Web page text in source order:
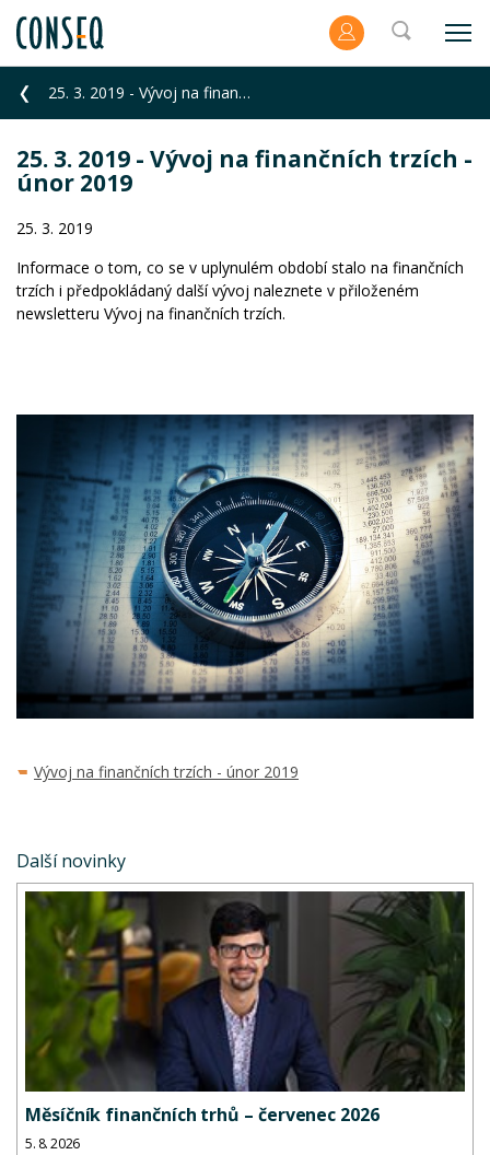
25. 3. 2019 - Vývoj na finančních trzích - únor 2019
25. 3. 2019 - Vývoj na finančních trzích -
únor 2019
25. 3. 2019
Informace o tom, co se v uplynulém období stalo na finančních
trzích i předpokládaný další vývoj naleznete v přiloženém
newsletteru Vývoj na finančních trzích.
Vývoj na finančních trzích - únor 2019
Další novinky
Měsíčník finančních trhů – červenec 2026
5. 8. 2026